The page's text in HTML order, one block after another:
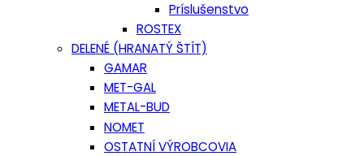
Príslušenstvo
ROSTEX
DELENÉ (HRANATÝ ŠTÍT)
GAMAR
MET-GAL
METAL-BUD
NOMET
OSTATNÍ VÝROBCOVIA